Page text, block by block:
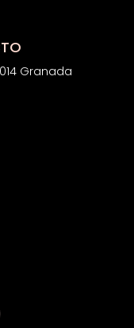
Granada